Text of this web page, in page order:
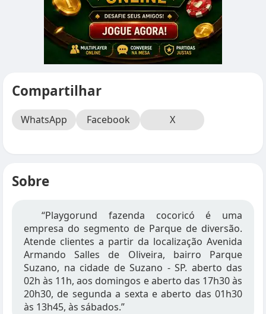
Compartilhar
WhatsApp Facebook X
Sobre
“Playgorund fazenda cocoricó é uma
empresa do segmento de Parque de diversão.
Atende clientes a partir da localização Avenida
Armando Salles de Oliveira, bairro Parque
Suzano, na cidade de Suzano - SP. aberto das
02h às 11h, aos domingos e aberto das 17h30 às
20h30, de segunda a sexta e aberto das 01h30
às 13h45, às sábados.”